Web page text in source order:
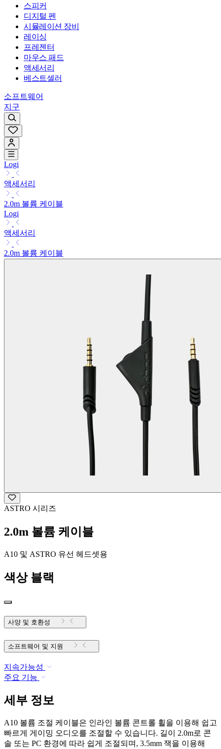
스피커
디지털 펜
시뮬레이션 장비
레이싱
프레젠터
마우스 패드
액세서리
베스트셀러
소프트웨어
지구
Logi
액세서리
2.0m 볼륨 케이블
Logi
액세서리
2.0m 볼륨 케이블
ASTRO 시리즈
2.0m 볼륨 케이블
A10 및 ASTRO 유선 헤드셋용
색상 블랙
사양 및 호환성
소프트웨어 및 지원
지속가능성
주요 기능
세부 정보
A10 볼륨 조절 케이블은 인라인 볼륨 콘트롤 휠을 이용해 쉽고
빠르게 게이밍 오디오를 조절할 수 있습니다. 길이 2.0m로 콘
솔 또는 PC 환경에 따라 쉽게 조절되며, 3.5mm 잭을 이용해